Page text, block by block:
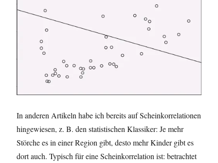
In anderen Artikeln habe ich bereits auf Scheinkorrelationen
hingewiesen, z. B. den statistischen Klassiker: Je mehr
Störche es in einer Region gibt, desto mehr Kinder gibt es
dort auch. Typisch für eine Scheinkorrelation ist: betrachtet